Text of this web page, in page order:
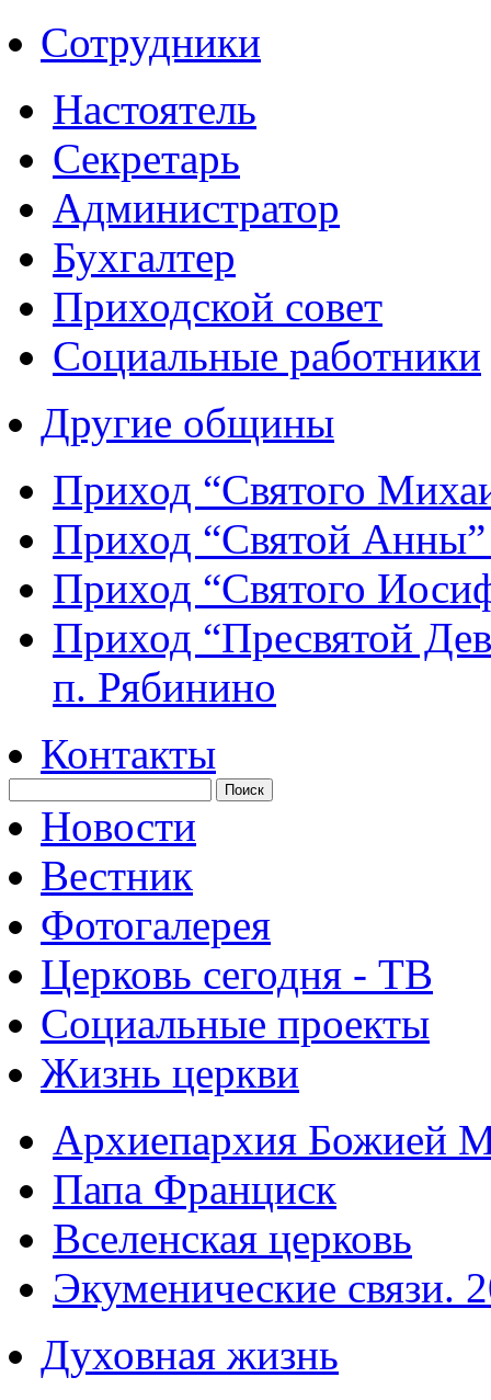
Сотрудники
Настоятель
Секретарь
Администратор
Бухгалтер
Приходской совет
Социальные работники
Другие общины
Приход “Святого
Приход “Святой
Приход “Святого
Приход “Пресвятой
п. Рябинино
Контакты
Новости
Вестник
Фотогалерея
Церковь сегодня - ТВ
Социальные проекты
Жизнь церкви
Архиепархия Божией
Папа Франциск
Вселенская церковь
Экуменические связи.
Духовная жизнь